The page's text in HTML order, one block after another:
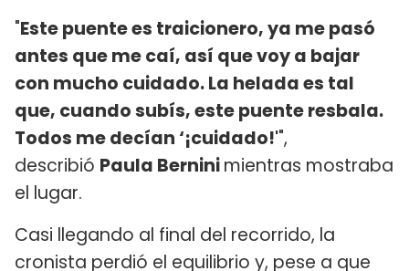
"Este puente es traicionero, ya me pasó
antes que me caí, así que voy a bajar
con mucho cuidado. La helada es tal
que, cuando subís, este puente resbala.
Todos me decían ‘¡cuidado!'",
describió Paula Berninimientras mostraba
el lugar.
Casi llegando al final del recorrido, la
cronista perdió el equilibrio y, pese a que